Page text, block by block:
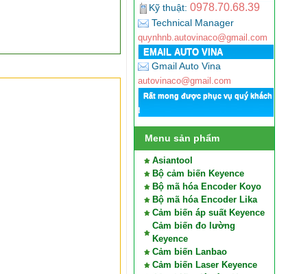
Kỹ thuật:0978.70.68.39
Technical Manager
quynhnb.autovinaco@gmail.com
EMAIL AUTO VINA
Gmail Auto Vina
autovinaco@gmail.com
Rất mong được phục vụ quý khách
!
Menu sản phẩm
Asiantool
Bộ cảm biến Keyence
Bộ mã hóa Encoder Koyo
Bộ mã hóa Encoder Lika
Cảm biến áp suất Keyence
Cảm biến đo lường
Keyence
Cảm biến Lanbao
Cảm biến Laser Keyence